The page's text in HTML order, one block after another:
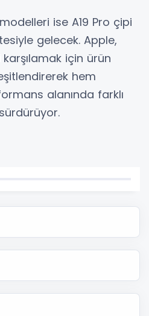
ise A19 Pro çipi
gelecek. Apple,
karşılamak için ürün
hem
alanında farklı